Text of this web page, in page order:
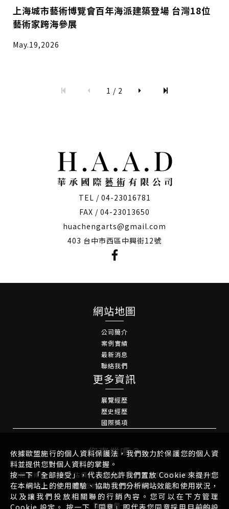
上海城市藝術博覽會百年海派建築登場 台灣18位
藝術家跨海參展
May.19,2026
1 / 2
TEL / 04-23016781
FAX / 04-23013650
huachengarts@gmail.com
403 台中市西區中興街12號
網站地圖
公司簡介
案例實績
最新消息
聯絡我們
更多資訊
展覽經歷
歷史經歷
國際獎項
您專業嗎？
您是藝術家、藝廊、估價師、收藏家，並希望將我們的藝術作品添加
到您的生活或空間中嗎？
聯絡我們
依據歐盟施行的個人資料保護法，我們致力於保護您的個人資
料並提供您對個人資料的掌握。
按一下「全部接受」，代表您允許我們置放 Cookie 來提升您
在本網站上的使用體驗、協助我們分析網站效能和使用狀況，
以及讓我們投放相關聯的行銷內容。您可以在下方管理
Cookie 設定。 按一下「同意」即代表您同意採用目前的設